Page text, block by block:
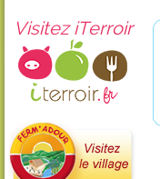
Visitez iTerroir